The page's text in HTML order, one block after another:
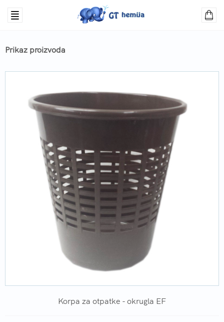
Prikaz proizvoda
Korpa za otpatke - okrugla EF